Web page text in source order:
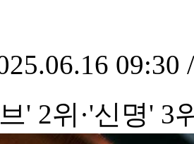
09:30
' 2위·'신명' 3